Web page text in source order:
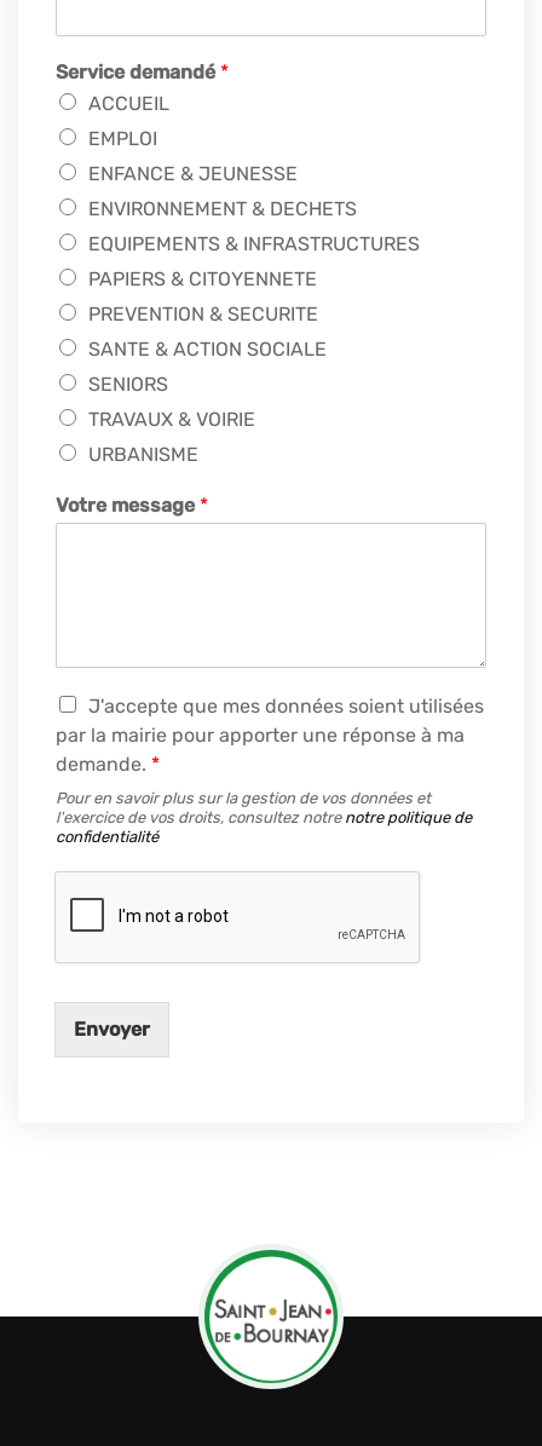
Service demandé *
ACCUEIL
EMPLOI
ENFANCE & JEUNESSE
ENVIRONNEMENT & DECHETS
EQUIPEMENTS & INFRASTRUCTURES
PAPIERS & CITOYENNETE
PREVENTION & SECURITE
SANTE & ACTION SOCIALE
SENIORS
TRAVAUX & VOIRIE
URBANISME
Votre message *
R
G
P
D
*
J'accepte que mes données soient utilisées
par la mairie pour apporter une réponse à ma
demande. *
Pour en savoir plus sur la gestion de vos données et
l'exercice de vos droits, consultez notre notre politique de
confidentialité
Envoyer